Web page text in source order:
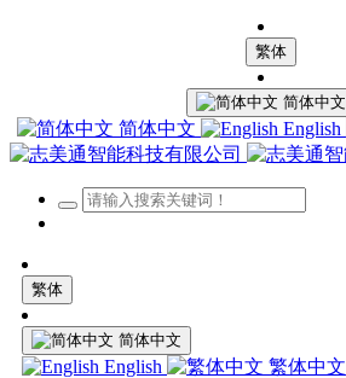
繁体
简体中文
简体中文 English
繁体
简体中文
English 繁体中文